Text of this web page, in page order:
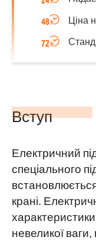
Ціна
Вступ
Електричний
спеціального
крані.
невеликої ваги,